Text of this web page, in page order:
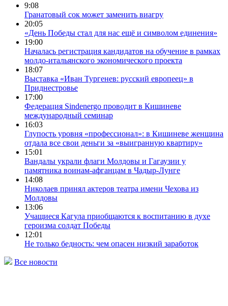
9:08
Гранатовый сок может заменить виагру
20:05
«День Победы стал для нас ещё и символом единения»
19:00
Началась регистрация кандидатов на обучение в рамках
молдо-итальянского экономического проекта
18:07
Выставка «Иван Тургенев: русский европеец» в
Приднестровье
17:00
Федерация Sindenergo проводит в Кишиневе
международный семинар
16:03
Глупость уровня «профессионал»: в Кишиневе женщина
отдала все свои деньги за «выигранную квартиру»
15:01
Вандалы украли флаги Молдовы и Гагаузии у
памятника воинам-афганцам в Чадыр-Лунге
14:08
Николаев принял актеров театра имени Чехова из
Молдовы
13:06
Учащиеся Кагула приобщаются к воспитанию в духе
героизма солдат Победы
12:01
Не только бедность: чем опасен низкий заработок
Все новости